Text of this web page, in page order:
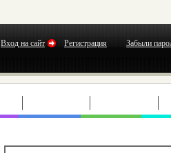
Вход на сайт Регистрация Забыли